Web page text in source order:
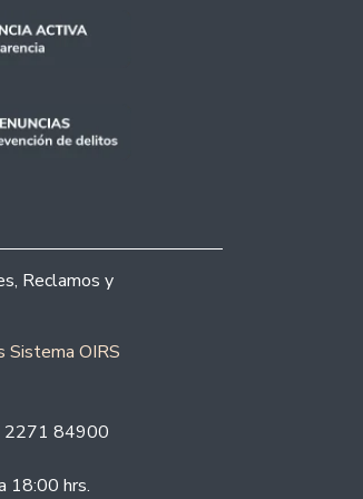
Reclamos y
Sistema OIRS
2271 84900
18:00 hrs.